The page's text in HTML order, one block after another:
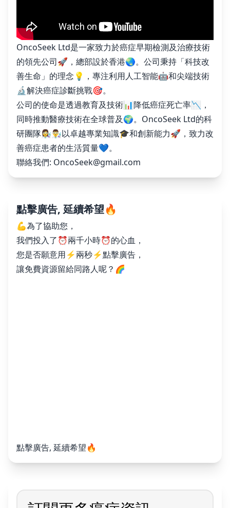
OncoSeek Ltd是一家致力於癌症早期檢測及治療技術
的領先公司🚀，總部設於香港🌏。公司秉持「科技改
善生命」的理念💡，專注利用人工智能🤖和尖端技術
🔬解決癌症診斷挑戰🎯。
公司的使命是透過教育及技術📊降低癌症死亡率📉，
同時推動醫療技術在全球普及🌍。OncoSeek Ltd的科
研團隊👩‍🔬👨‍🔬以卓越專業知識🎓和創新能力🚀，致力改
善癌症患者的生活質量💙。
聯絡我們: OncoSeek@gmail.com
點擊廣告, 延續希望🔥
💪為了協助您，
我們投入了⏰兩千小時⏰的心血，
您是否願意用⚡️兩秒⚡️點擊廣告，
讓免費資源留給同路人呢？🌈
點擊廣告, 延續希望🔥